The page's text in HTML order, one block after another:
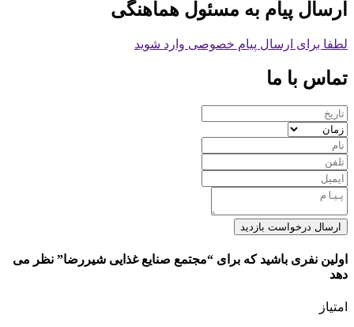
ارسال پیام به مسئول هماهنگی
لطفا برای ارسال پیام خصوصی وارد شوید
تماس با ما
ارسال درخواست بازدید
اولین نفری باشید که برای “مجتمع صنایع غذایی شیررضا” نظر می
دهد
امتیاز